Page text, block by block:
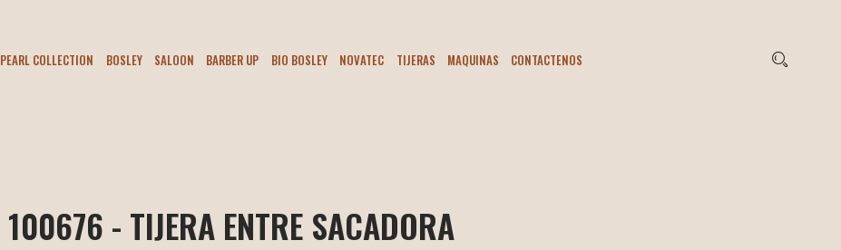
PEARL COLLECTION BOSLEY SALOON BARBER UP BIO BOSLEY NOVATEC TIJERAS MAQUINAS CONTACTENOS
100676 - TIJERA ENTRE SACADORA